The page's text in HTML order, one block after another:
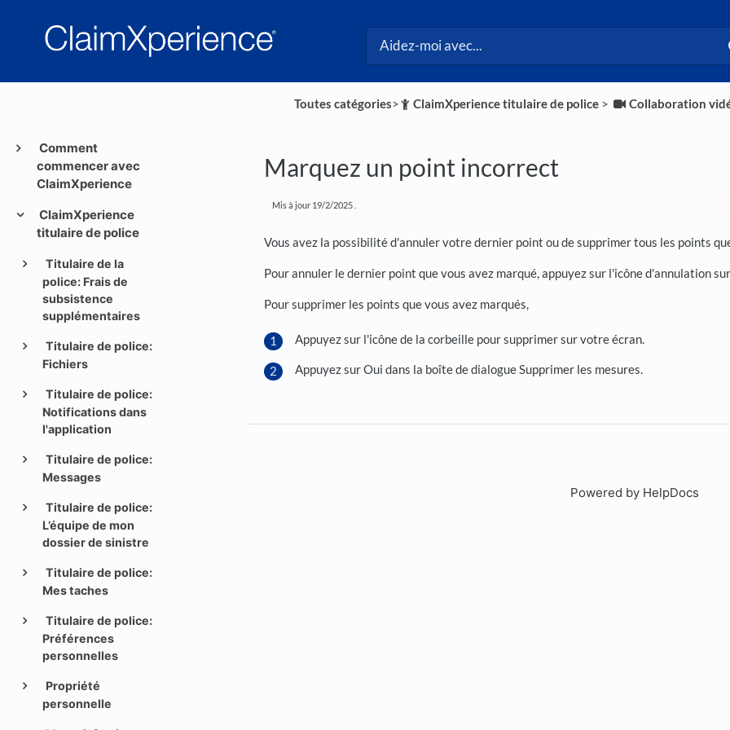
Comment
commencer avec
ClaimXperience
ClaimXperience
titulaire de police
Titulaire de la
police: Frais de
subsistence
supplémentaires
Titulaire de police:
Fichiers
Titulaire de police:
Notifications dans
l'application
Titulaire de police:
Messages
Titulaire de police:
L’équipe de mon
dossier de sinistre
Titulaire de police:
Mes taches
Titulaire de police:
Préférences
personnelles
Propriété
personnelle
Toutes catégories​>​ ​ClaimXperience titulaire de police ​ > ​ ​Collaboration
Marquez un point incorrect
Mis à jour 19/2/2025
Vous avez la possibilité d'annuler votre dernier point ou de supprimer tous les points
Pour annuler le dernier point que vous avez marqué, appuyez sur l'icône d'annulation
Pour supprimer les points que vous avez marqués,
Appuyez sur l'icône de la corbeille pour supprimer sur votre écran.
Appuyez sur Oui dans la boîte de dialogue Supprimer les mesures.
Powered by HelpDocs